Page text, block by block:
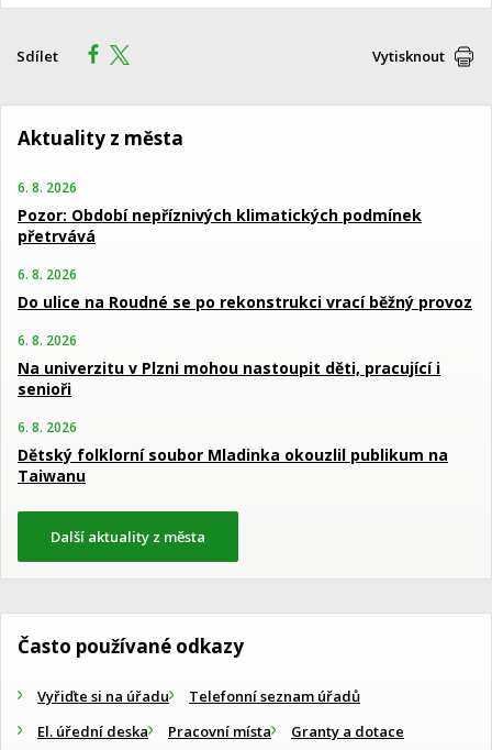
Sdílet Vytisknout
Aktuality z města
6. 8. 2026
Pozor: Období nepříznivých klimatických podmínek
přetrvává
6. 8. 2026
Do ulice na Roudné se po rekonstrukci vrací běžný provoz
6. 8. 2026
Na univerzitu v Plzni mohou nastoupit děti, pracující i
senioři
6. 8. 2026
Dětský folklorní soubor Mladinka okouzlil publikum na
Taiwanu
Další aktuality z města
Často používané odkazy
Vyřiďte si na úřadu
Telefonní seznam úřadů
El. úřední deska
Pracovní místa
Granty a dotace